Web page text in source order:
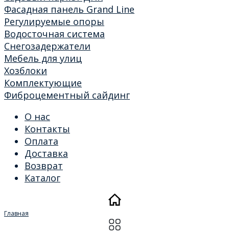
Фасадная панель Grand Line
Регулируемые опоры
Водосточная система
Снегозадержатели
Мебель для улиц
Хозблоки
Комплектующие
Фиброцементный сайдинг
О нас
Контакты
Оплата
Доставка
Возврат
Каталог
Главная